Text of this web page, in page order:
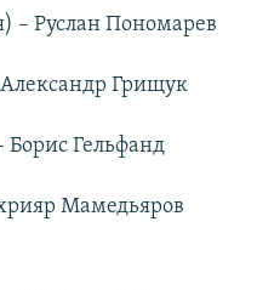
– Руслан Пономарев
Грищук
Гельфанд
Мамедьяров